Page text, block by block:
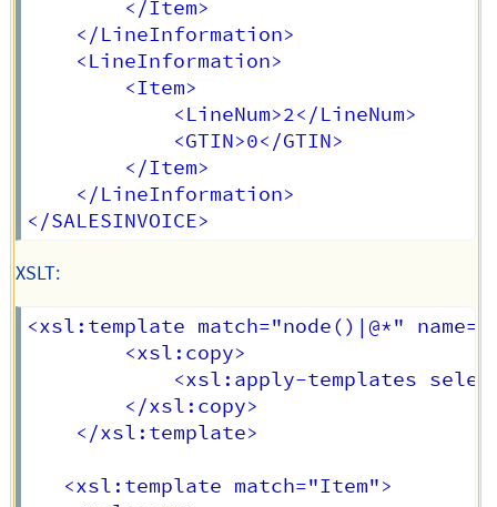
XSLT:
<xsl:template match="node()|@*"
   <xsl:template match="Item">